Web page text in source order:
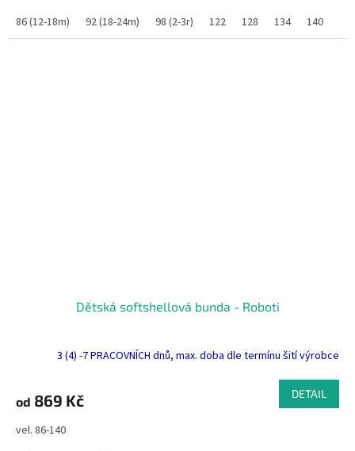
86 (12-18m) 92 (18-24m) 98 (2-3r) 122 128 134 140
Dětská softshellová bunda - Roboti
3 (4) -7 PRACOVNÍCH dnů, max. doba dle termínu šití výrobce
od 869 Kč DETAIL
vel. 86-140